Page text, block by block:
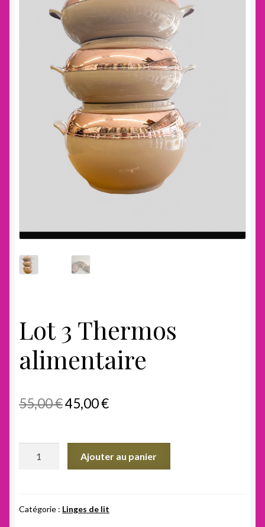
Lot 3 Thermos
alimentaire
55,00€Le
initial
était :
45,00€Le
actuel
est :
Thermos
Ajouter au panier
Catégorie : Linges de lit